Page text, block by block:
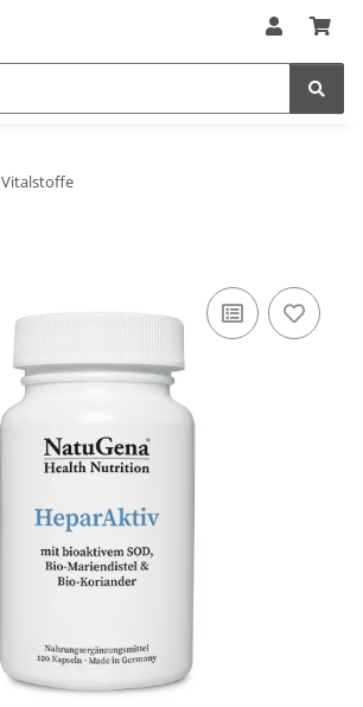
Vitalstoffe